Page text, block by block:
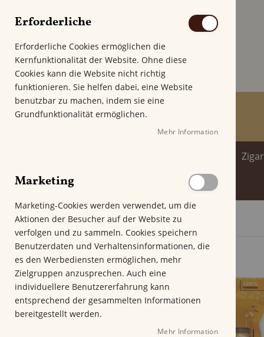
Spirituosenwelt
Startseite Zino Nicaragua Freshpack Robusto
%
Z
u
E
n
d
e
Erforderliche
Erforderliche Cookies ermöglichen die
Kernfunktionalität der Website. Ohne diese
Cookies kann die Website nicht richtig
funktionieren. Sie helfen dabei, eine Website
benutzbar zu machen, indem sie eine
Grundfunktionalität ermöglichen.
Mehr Information
Marketing
Marketing-Cookies werden verwendet, um die
Aktionen der Besucher auf der Website zu
verfolgen und zu sammeln. Cookies speichern
Benutzerdaten und Verhaltensinformationen, die
es den Werbediensten ermöglichen, mehr
Zielgruppen anzusprechen. Auch eine
individuellere Benutzererfahrung kann
entsprechend der gesammelten Informationen
bereitgestellt werden.
Mehr Information